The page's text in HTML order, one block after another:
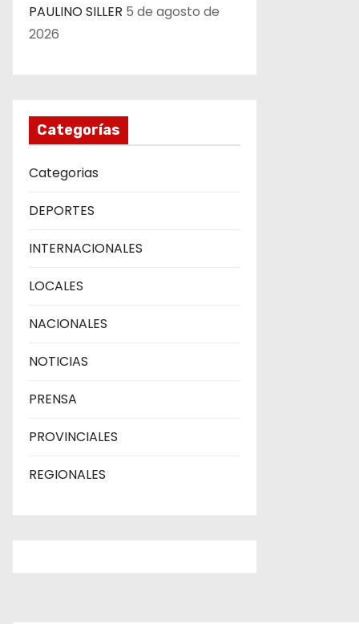
PAULINO SILLER 5 de agosto de
2026
Categorías
Categorias
DEPORTES
INTERNACIONALES
LOCALES
NACIONALES
NOTICIAS
PRENSA
PROVINCIALES
REGIONALES